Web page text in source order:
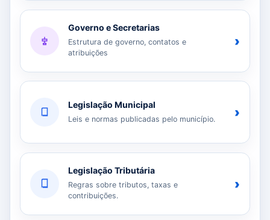
Governo e Secretarias
Estrutura de governo, contatos e
atribuições
›
Legislação Municipal
Leis e normas publicadas pelo município. ›
Legislação Tributária
Regras sobre tributos, taxas e
contribuições.
›